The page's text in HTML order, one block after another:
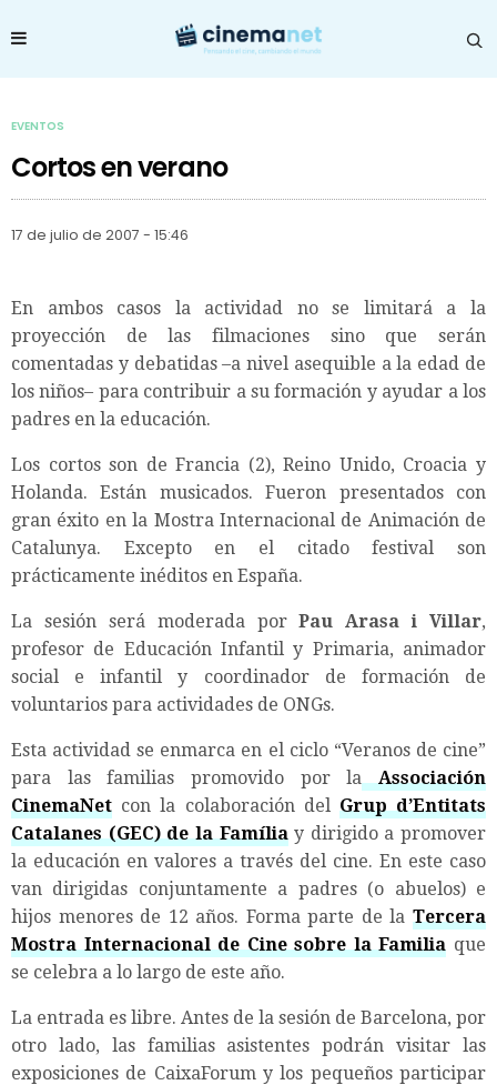
EVENTOS
Cortos en verano
17 de julio de 2007 - 15:46
En ambos casos la actividad no se limitará a la
proyección de las filmaciones sino que serán
comentadas y debatidas –a nivel asequible a la edad de
los niños– para contribuir a su formación y ayudar a los
padres en la educación.
Los cortos son de Francia (2), Reino Unido, Croacia y
Holanda. Están musicados. Fueron presentados con
gran éxito en la Mostra Internacional de Animación de
Catalunya. Excepto en el citado festival son
prácticamente inéditos en España.
La sesión será moderada porPau Arasa i Villar,
profesor de Educación Infantil y Primaria, animador
social e infantil y coordinador de formación de
voluntarios para actividades de ONGs.
Esta actividad se enmarca en el ciclo “Veranos de cine”
para las familias promovido por laAssociación
CinemaNet con la colaboración del Grup d’Entitats
Catalanes (GEC) de la Famíliay dirigido a promover
la educación en valores a través del cine. En este caso
van dirigidas conjuntamente a padres (o abuelos) e
hijos menores de 12 años. Forma parte de la Tercera
Mostra Internacional de Cine sobre la Familia que
se celebra a lo largo de este año.
La entrada es libre. Antes de la sesión de Barcelona, por
otro lado, las familias asistentes podrán visitar las
exposiciones de CaixaForum y los pequeños participar